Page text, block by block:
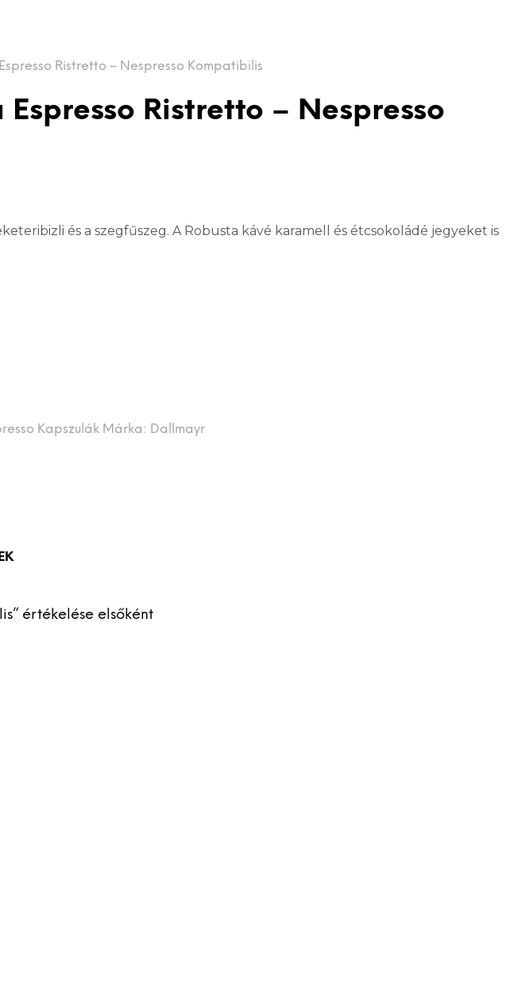
Ristretto – Nespresso Kompatibilis
Ristretto – Nespresso
és a szegfűszeg. A Robusta kávé karamell és étcsokoládé jegyeket is
Kapszulák Márka: Dallmayr
értékelése elsőként